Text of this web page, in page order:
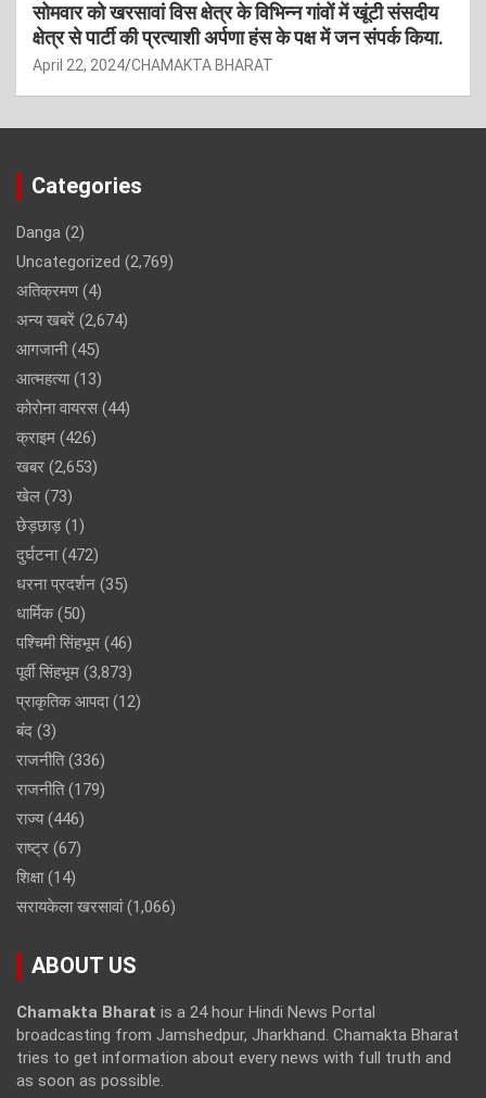
सोमवार को खरसावां विस क्षेत्र के विभिन्न गांवों में खूंटी संसदीय
क्षेत्र से पार्टी की प्रत्याशी अर्पणा हंस के पक्ष में जन संपर्क किया.
April 22, 2024 CHAMAKTA BHARAT
Categories
Danga (2)
Uncategorized (2,769)
अतिक्रमण(4)
अन्य खबरें (2,674)
आगजानी(45)
आत्महत्या(13)
कोरोना वायरस (44)
क्राइम (426)
खबर (2,653)
खेल (73)
छेड़छाड़(1)
दुर्घटना(472)
धरना प्रदर्शन (35)
धार्मिक(50)
पश्चिमी सिंहभूम (46)
पूर्वी सिंहभूम (3,873)
प्राकृतिक आपदा(12)
बंद (3)
राजनीति(336)
राजनीति(179)
राज्य(446)
राष्ट्र (67)
शिक्षा(14)
सरायकेला खरसावां(1,066)
ABOUT US
Chamakta Bharat is a 24 hour Hindi News Portal
broadcasting from Jamshedpur, Jharkhand. Chamakta Bharat
tries to get information about every news with full truth and
as soon as possible.